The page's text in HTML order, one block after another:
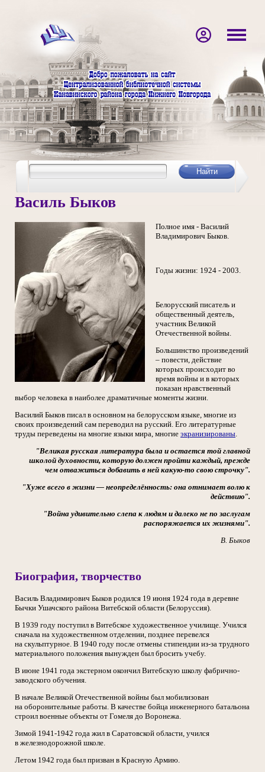
Василь Быков
Полное имя - Василий
Владимирович Быков.
Годы жизни: 1924 - 2003.
Белорусский писатель и
общественный деятель,
участник Великой
Отечественной войны.
Большинство произведений
– повести, действие
которых происходит во
время войны и в которых
показан нравственный
выбор человека в наиболее драматичные моменты жизни.
Василий Быков писал в основном на белорусском языке, многие из
своих произведений сам переводил на русский. Его литературные
труды переведены на многие языки мира, многие экранизированы.
"Великая русская литература была и остается той главной
школой духовности, которую должен пройти каждый, прежде
чем отважиться добавить в ней какую-то свою строчку".
"Хуже всего в жизни — неопределённость: она отнимает волю к
действию".
"Война удивительно слепа к людям и далеко не по заслугам
распоряжается их жизнями".
В. Быков
Биография, творчество
Василь Владимирович Быков родился 19 июня 1924 года в деревне
Бычки Ушачского района Витебской области (Белоруссия).
В 1939 году поступил в Витебское художественное училище. Учился
сначала на художественном отделении, позднее перевелся
на скульптурное. В 1940 году после отмены стипендии из-за трудного
материального положения вынужден был бросить учебу.
В июне 1941 года экстерном окончил Витебскую школу фабрично-
заводского обучения.
В начале Великой Отечественной войны был мобилизован
на оборонительные работы. В качестве бойца инженерного батальона
строил военные объекты от Гомеля до Воронежа.
Зимой 1941-1942 года жил в Саратовской области, учился
в железнодорожной школе.
Летом 1942 года был призван в Красную Армию.